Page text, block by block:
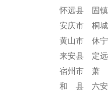
怀远县 固
安庆市 桐
黄山市 休
来安县 定
宿州市 萧
和 县 六